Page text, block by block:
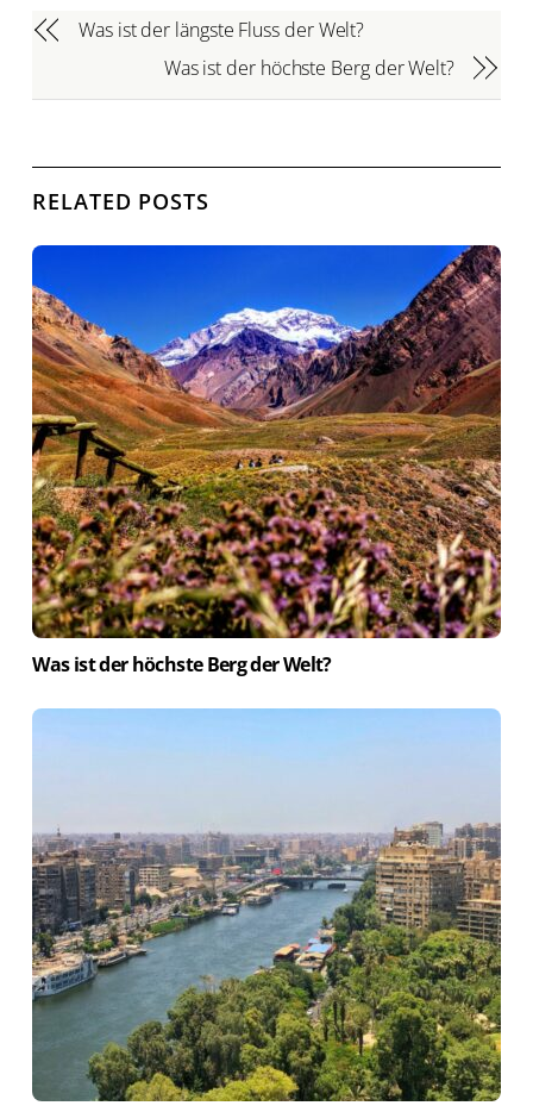
Was ist der längste Fluss der Welt?
Was ist der höchste Berg der Welt?
RELATED POSTS
Was ist der höchste Berg der Welt?